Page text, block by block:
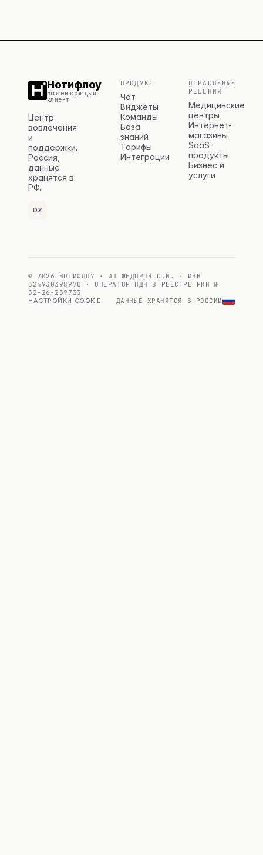
Нотифлоу
Важен каждый
клиент
Центр
вовлечения
и
поддержки.
Россия,
данные
хранятся в
РФ.
DZ
ПРОДУКТ
Чат
Виджеты
Команды
База
знаний
Тарифы
Интеграции
ОТРАСЛЕВЫЕ
РЕШЕНИЯ
Медицинские
центры
Интернет-
магазины
SaaS-
продукты
Бизнес и
услуги
© 2026 НОТИФЛОУ · ИП ФЕДОРОВ С.И. · ИНН
524930398970 · ОПЕРАТОР ПДН В РЕЕСТРЕ РКН №
52-26-259733
НАСТРОЙКИ COOKIE
ДАННЫЕ ХРАНЯТСЯ В РОССИИ